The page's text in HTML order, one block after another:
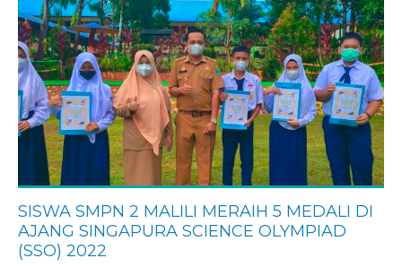
SISWA SMPN 2 MALILI MERAIH 5 MEDALI DI
AJANG SINGAPURA SCIENCE OLYMPIAD
(SSO) 2022